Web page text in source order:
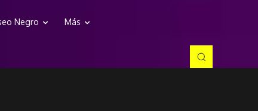
Negro Más